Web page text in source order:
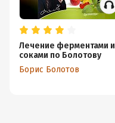
Лечение ферментами и
соками по Болотову
Борис Болотов